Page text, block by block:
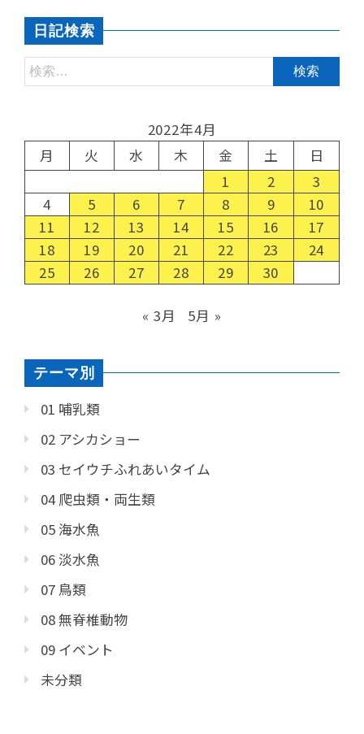
日記検索
2022年4月
月
火 水 木 金 土
日
1
2
3
4
5 6 7 8 9
10
11
12 13 14 15 16
17
18
19 20 21 22 23
24
25
26 27 28 29 30
« 3月 5月 »
テーマ別
01 哺乳類
02 アシカショー
03 セイウチふれあいタイム
04 爬虫類・両生類
05 海水魚
06 淡水魚
07 鳥類
08 無脊椎動物
09 イベント
未分類